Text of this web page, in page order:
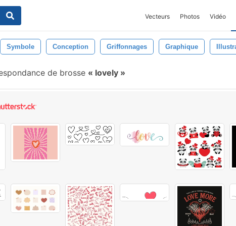
Vecteurs Photos Vidéo
Symbole Conception Griffonnages Graphique
de brosse lovely